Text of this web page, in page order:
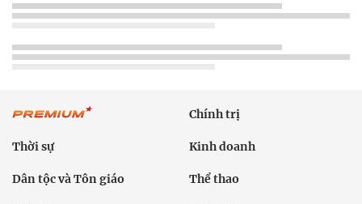
Chính trị
Thời sự Kinh doanh
Dân tộc và Tôn giáo Thể thao